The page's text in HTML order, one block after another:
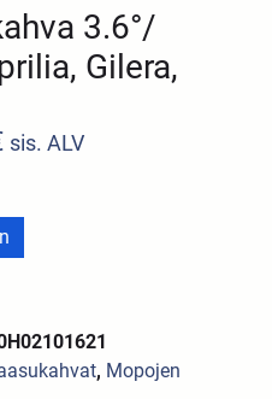
3.6°/
Gilera,
sis. ALV
, Mopojen